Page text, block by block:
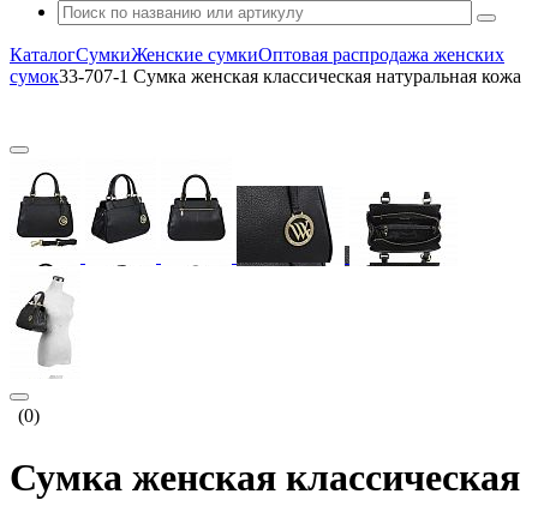
КаталогСумкиЖенские сумкиОптовая распродажа женских
сумок33-707-1 Сумка женская классическая натуральная кожа
(0)
Сумка женская классическая